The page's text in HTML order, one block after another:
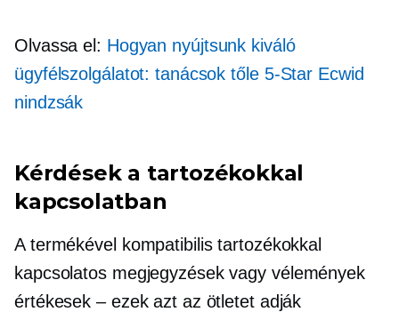
Olvassa el: Hogyan nyújtsunk kiváló
ügyfélszolgálatot: tanácsok tőle 5-Star Ecwid
nindzsák
Kérdések a tartozékokkal
kapcsolatban
A termékével kompatibilis tartozékokkal
kapcsolatos megjegyzések vagy vélemények
értékesek – ezek azt az ötletet adják